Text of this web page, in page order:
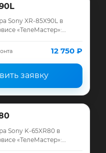
Sony XR-85X90L в
«ТелеМастер»:
и гарантия до 1212 750 ₽
заявку
Sony K-65XR80 в
«ТелеМастер»: